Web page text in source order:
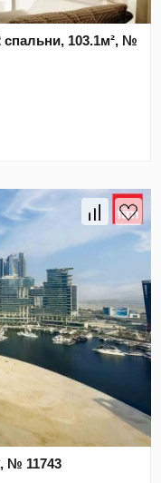
103.1м², №
№ 11743